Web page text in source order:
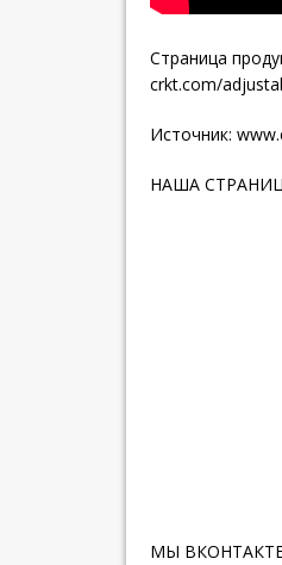
Страница
crkt.com/
Источник:
НАША
МЫ